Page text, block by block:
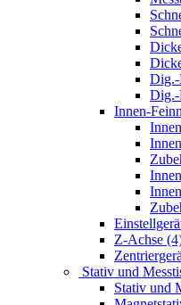
Dig.-
Dig.-
Innen-
Z-Achse
Stativ und
Stativ und